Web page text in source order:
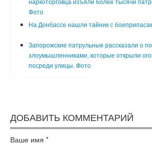
Фото
На Донбассе нашли тайник с
Запорожские патрульные рассказали о
злоумышленниками, которые открыли
посреди улицы. Фото
ДОБАВИТЬ КОММЕНТАРИЙ
Ваше имя *